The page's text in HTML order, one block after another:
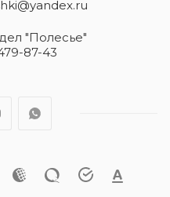
"Полесье"
87-43